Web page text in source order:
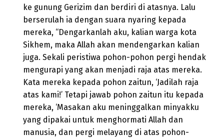
ke gunung Gerizim dan berdiri di atasnya. Lalu
berserulah ia dengan suara nyaring kepada
mereka, “Dengarkanlah aku, kalian warga kota
Sikhem, maka Allah akan mendengarkan kalian
juga. Sekali peristiwa pohon-pohon pergi hendak
mengurapi yang akan menjadi raja atas mereka.
Kata mereka kepada pohon zaitun, ‘Jadilah raja
atas kami!’ Tetapi jawab pohon zaitun itu kepada
mereka, ‘Masakan aku meninggalkan minyakku
yang dipakai untuk menghormati Allah dan
manusia, dan pergi melayang di atas pohon-